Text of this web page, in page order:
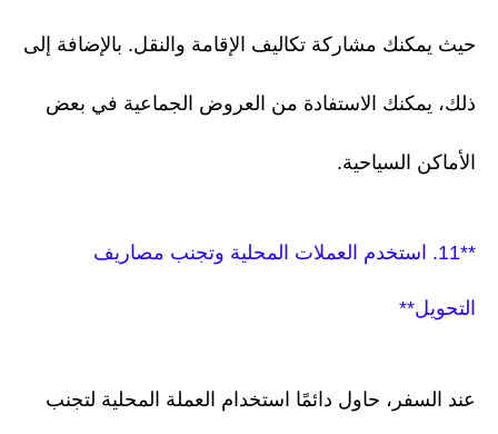
حيث يمكنك مشاركة تكاليف الإقامة والنقل. بالإضافة إلى
ذلك، يمكنك الاستفادة من العروض الجماعية في بعض
الأماكن السياحية.
**11. استخدم العملات المحلية وتجنب مصاريف
التحويل**
عند السفر، حاول دائمًا استخدام العملة المحلية لتجنب